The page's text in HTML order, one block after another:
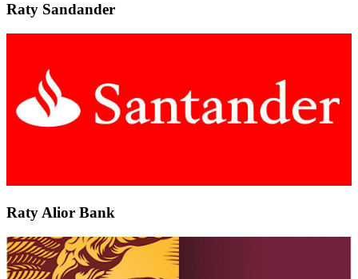
Raty Sandander
Raty Alior Bank